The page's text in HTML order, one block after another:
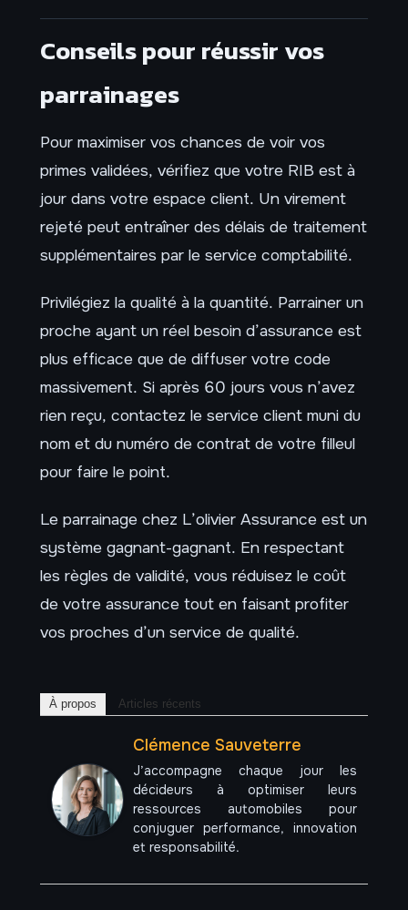
Conseils pour réussir vos
parrainages
Pour maximiser vos chances de voir vos
primes validées, vérifiez que votre RIB est à
jour dans votre espace client. Un virement
rejeté peut entraîner des délais de traitement
supplémentaires par le service comptabilité.
Privilégiez la qualité à la quantité. Parrainer un
proche ayant un réel besoin d’assurance est
plus efficace que de diffuser votre code
massivement. Si après 60 jours vous n’avez
rien reçu, contactez le service client muni du
nom et du numéro de contrat de votre filleul
pour faire le point.
Le parrainage chez L’olivier Assurance est un
système gagnant-gagnant. En respectant
les règles de validité, vous réduisez le coût
de votre assurance tout en faisant profiter
vos proches d’un service de qualité.
À propos Articles récents
Clémence Sauveterre
J’accompagne chaque jour les
décideurs à optimiser leurs
ressources automobiles pour
conjuguer performance, innovation
et responsabilité.